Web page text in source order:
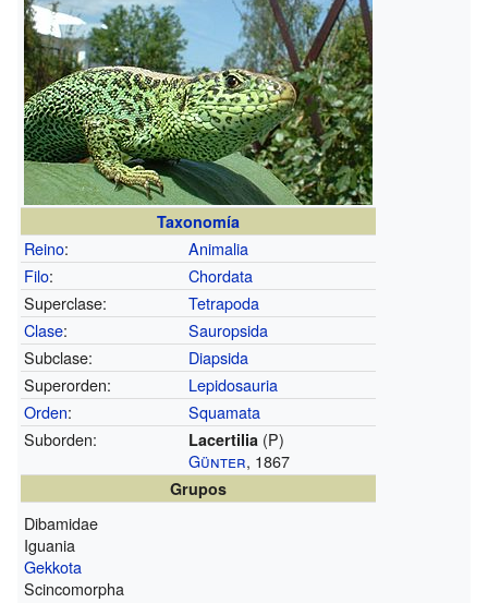
Taxonomía
Reino:
Animalia
Filo:
Chordata
Superclase:
Tetrapoda
Clase:
Sauropsida
Subclase:
Diapsida
Superorden:
Lepidosauria
Orden:
Squamata
Suborden:
Lacertilia (P)
Günter, 1867
Grupos
Dibamidae
Iguania
Gekkota
Scincomorpha